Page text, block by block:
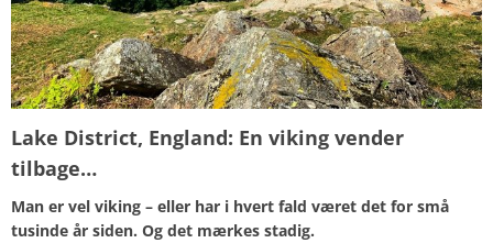
Lake District, England: En viking vender
tilbage…
Man er vel viking – eller har i hvert fald været det for små
tusinde år siden. Og det mærkes stadig.